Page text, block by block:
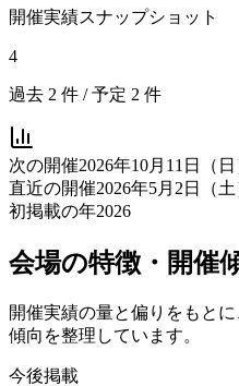
開催実績スナップショット
4
過去 2 件 / 予定 2 件
次の開催2026年10月11日（日
直近の開催2026年5月2日（土
初掲載の年2026
会場の特徴・開催
開催実績の量と偏りをもと
傾向を整理しています。
今後掲載